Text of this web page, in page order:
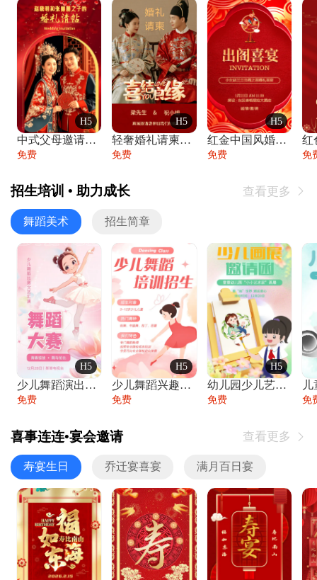
H5
中式父母邀请函婚礼结婚请柬请贴父母邀请方
免费
H5
轻奢婚礼请柬婚礼邀请函结婚照请帖
免费
H5
红金中国风婚礼请柬出阁喜宴嫁女请帖出阁宴
免费 免
招生培训 • 助力成长 查看更多 
舞蹈美术 招生简章
H5
少儿舞蹈演出舞蹈比赛跳舞大赛文艺汇演活动
免费
H5
少儿舞蹈兴趣班艺术培训学校招生宣传
免费
H5
幼儿园少儿艺术展览绘画展摄影作品展美术展
免费 免
喜事连连•宴会邀请 查看更多 
寿宴生日 乔迁宴喜宴 满月百日宴